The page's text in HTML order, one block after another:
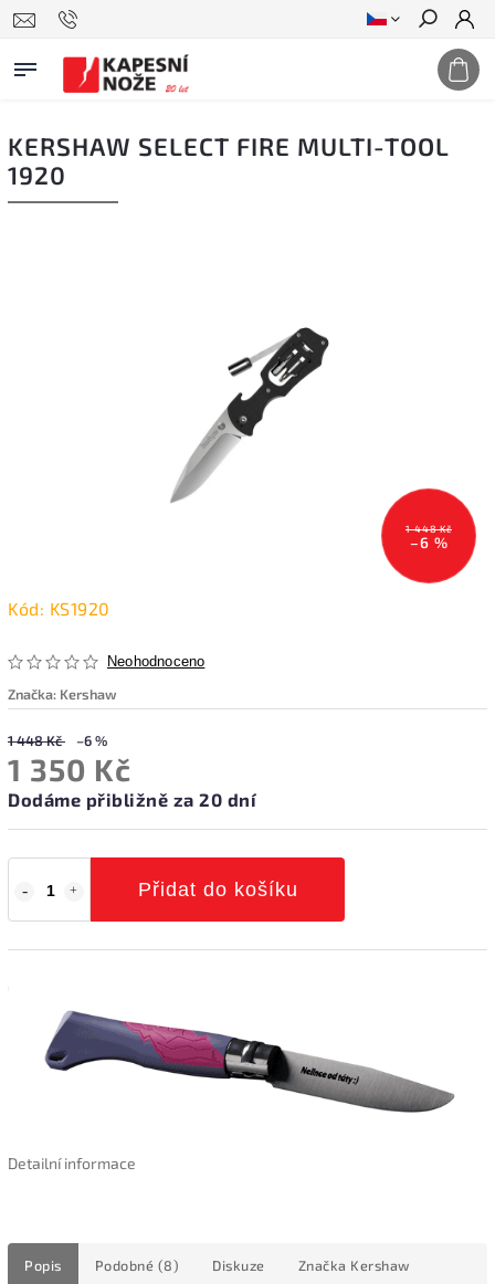
Hledat
KERSHAW SELECT FIRE MULTI-TOOL
1920
1 448 Kč
–6 %
Kód: KS1920
Neohodnoceno
Značka: Kershaw
1 448 Kč –6 %
1 350 Kč
Dodáme přibližně za 20 dní
Přidat do košíku
Detailní informace
Popis Podobné (8) Diskuze Značka Kershaw